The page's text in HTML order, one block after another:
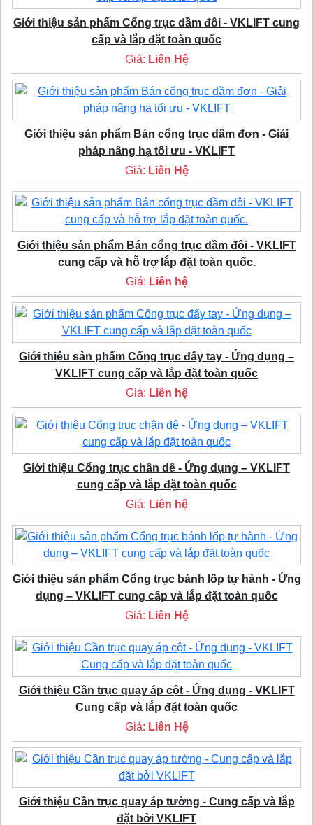
Giới thiệu sản phẩm Cổng trục dầm đôi - VKLIFT cung
cấp và lắp đặt toàn quốc
Giá: Liên Hệ
Giới thiệu sản phẩm Bán cổng trục dầm đơn - Giải
pháp nâng hạ tối ưu - VKLIFT
Giá: Liên Hệ
Giới thiệu sản phẩm Bán cổng trục dầm đôi - VKLIFT
cung cấp và hỗ trợ lắp đặt toàn quốc.
Giá: Liên hệ
Giới thiệu sản phẩm Cổng trục đẩy tay - Ứng dụng –
VKLIFT cung cấp và lắp đặt toàn quốc
Giá: Liên hệ
Giới thiệu Cổng trục chân dê - Ứng dụng – VKLIFT
cung cấp và lắp đặt toàn quốc
Giá: Liên hệ
Giới thiệu sản phẩm Cổng trục bánh lốp tự hành - Ứng
dụng – VKLIFT cung cấp và lắp đặt toàn quốc
Giá: Liên Hệ
Giới thiệu Cần trục quay áp cột - Ứng dụng - VKLIFT
Cung cấp và lắp đặt toàn quốc
Giá: Liên Hệ
Giới thiệu Cần trục quay áp tường - Cung cấp và lắp
đặt bởi VKLIFT